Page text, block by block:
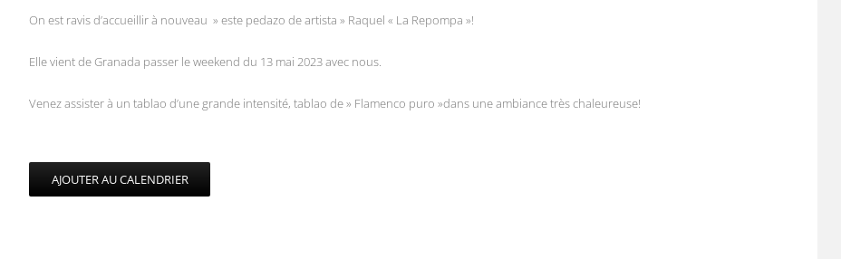
On est ravis d’accueillir à nouveau » este pedazo de artista » Raquel « La Repompa »!
Elle vient de Granada passer le weekend du 13 mai 2023 avec nous.
Venez assister à un tablao d’une grande intensité, tablao de » Flamenco puro »dans une ambiance très chaleureuse!
AJOUTER AU CALENDRIER